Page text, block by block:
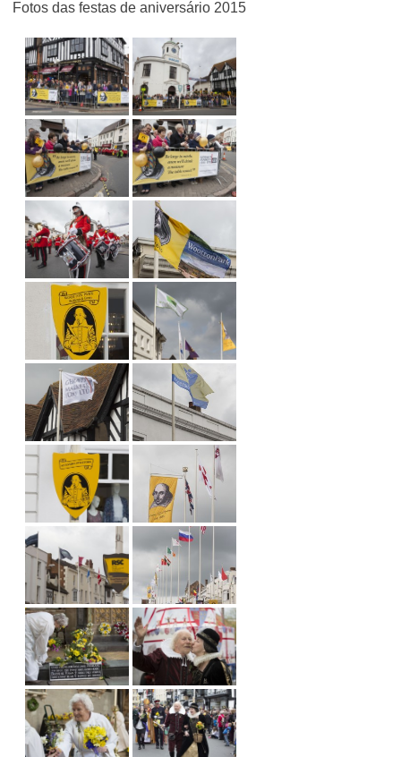
Fotos das festas de aniversário 2015